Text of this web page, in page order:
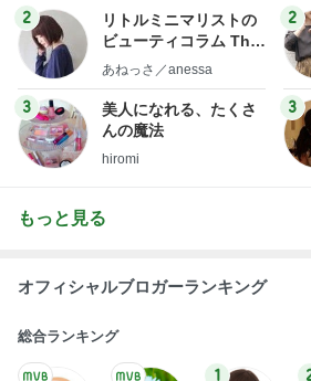
2
リトルミニマリストの
ビューティコラム The
little minimalist's bea
あねっさ／anessa
3
美人になれる、たくさ
んの魔法
hiromi
2
3
もっと見る
オフィシャルブロガーランキング
総合ランキング
1